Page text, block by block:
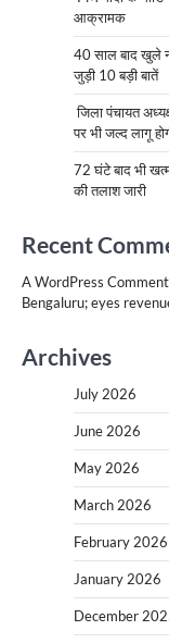
आक्रामक
40 साल बाद खुले
जुड़ी 10 बड़ी बातें
जिला पंचायत
पर भी जल्द लागू
72 घंटे बाद भी
की तलाश जारी
Recent
A WordPress
Bengaluru; eyes
Archives
July 2026
June 2026
May 2026
March 2026
February 2026
January 2026
December